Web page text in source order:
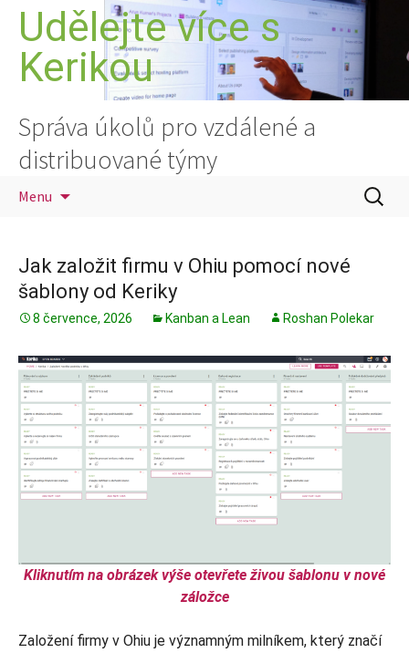
Přejít
obsahu
webu
Udělejte více s
Kerikou
Správa úkolů pro vzdálené a
distribuované týmy
Menu
Jak založit firmu v Ohiu pomocí nové
šablony od Keriky
8 července, 2026 Kanban a Lean Roshan Polekar
Kliknutím na obrázek výše otevřete živou šablonu v nové
záložce
Založení firmy v Ohiu je významným milníkem, který značí